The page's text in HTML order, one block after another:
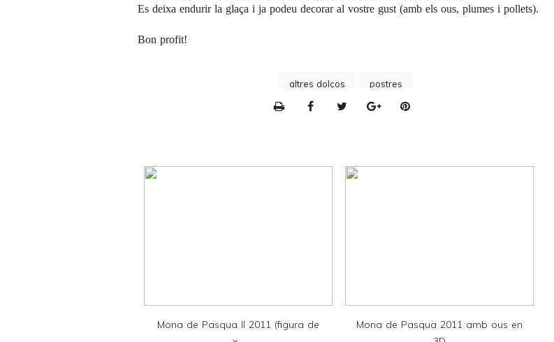
Es deixa endurir la glaça i ja podeu decorar al vostre gust (amb els ous, plumes i pollets).
Bon profit!
altres dolços postres
n
Mona de Pasqua II 2011 (figura de
Mona de Pasqua 2011 amb ous en